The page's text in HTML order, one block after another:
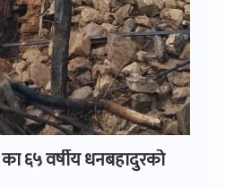
६५ वर्षीय धनबहादुरको